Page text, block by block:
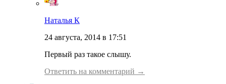
Наталья К
24 августа, 2014 в 17:51
Первый раз такое слышу.
Ответить на комментарий →